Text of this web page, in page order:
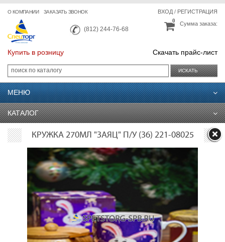
О КОМПАНИИ ЗАКАЗАТЬ ЗВОНОК
(812) 244-76-68
ВХОД/ РЕГИСТРАЦИЯ
Сумма заказа:
0
Купить в розницу Скачать прайс-лист
ИСКАТЬ
МЕНЮ
КАТАЛОГ
КРУЖКА 270МЛ "ЗАЯЦ" П/У (36) 221-08025